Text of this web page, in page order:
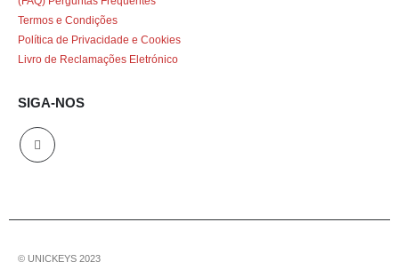
Termos e Condições
Política de Privacidade e Cookies
Livro de Reclamações Eletrónico
SIGA-NOS
© UNICKEYS 2023